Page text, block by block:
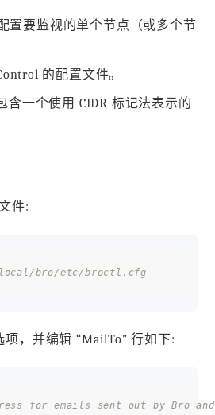
置要监视的单个节点（或多个节
的配置文件。
含一个使用 CIDR 标记法表示的
件:
local/bro/etc/broctl.cfg
项，并编辑 “MailTo” 行如下:
for emails sent out by Bro